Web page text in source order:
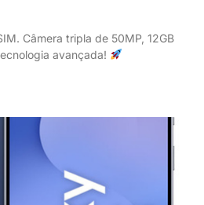
Câmera tripla de 50MP, 12GB
avançada!